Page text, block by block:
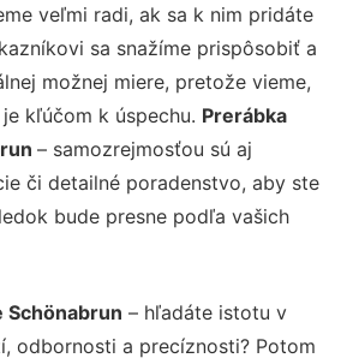
veľmi radi, ak sa k nim pridáte
sa snažíme prispôsobiť a
možnej miere, pretože vieme,
kľúčom k úspechu. Prerábka
– samozrejmosťou sú aj
či detailné poradenstvo, aby ste
bude presne podľa vašich
Schönabrun – hľadáte istotu v
odbornosti a precíznosti? Potom